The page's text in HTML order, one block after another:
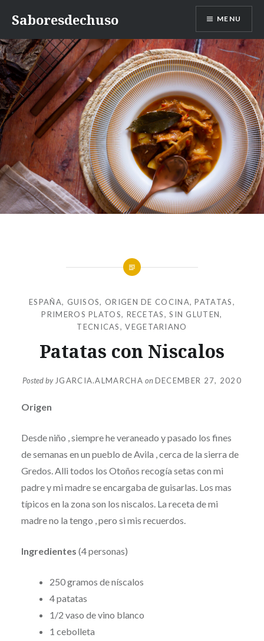
content
Saboresdechuso MENU
ESPAÑA, GUISOS, ORIGEN DE COCINA,PATATAS,
PRIMEROS PLATOS, RECETAS,SIN GLUTEN,
TECNICAS,VEGETARIANO
Patatas con Niscalos
Posted by JGARCIA.ALMARCHA onDECEMBER 27, 2020
Origen
Desde niño , siempre he veraneado y pasado los fines
de semanas en un pueblo de Avila , cerca de la sierra de
Gredos. Alli todos los Otoños recogía setas con mi
padre y mi madre se encargaba de guisarlas. Los mas
típicos en la zona son los niscalos. La receta de mi
madre no la tengo , pero si mis recuerdos.
Ingredientes (4 personas)
250 gramos de níscalos
4 patatas
1/2 vaso de vino blanco
1 cebolleta